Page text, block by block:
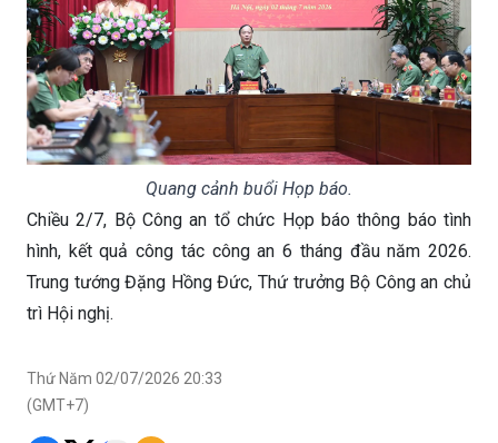
Quang cảnh buổi Họp báo.
Chiều 2/7, Bộ Công an tổ chức Họp báo thông báo tình
hình, kết quả công tác công an 6 tháng đầu năm 2026.
Trung tướng Đặng Hồng Đức, Thứ trưởng Bộ Công an chủ
trì Hội nghị.
Thứ Năm 02/07/2026 20:33
(GMT+7)